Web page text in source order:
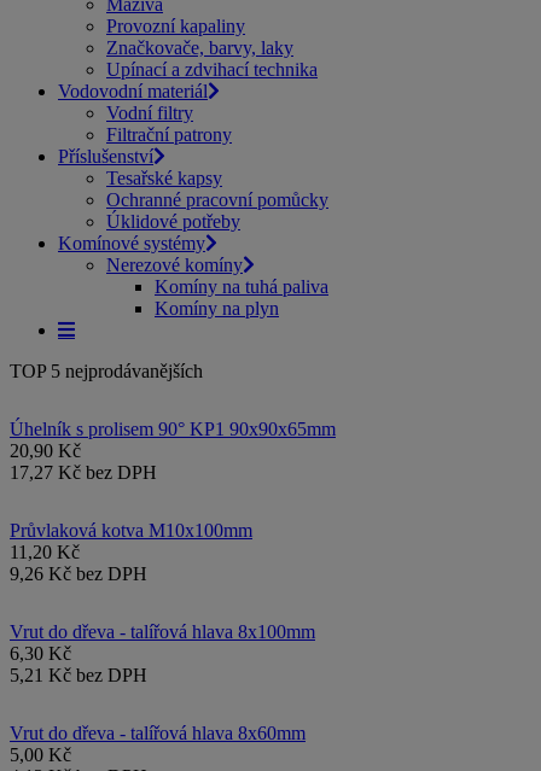
Maziva
Provozní kapaliny
Značkovače, barvy, laky
Upínací a zdvihací technika
Vodovodní materiál
Vodní filtry
Filtrační patrony
Příslušenství
Tesařské kapsy
Ochranné pracovní pomůcky
Úklidové potřeby
Komínové systémy
Nerezové komíny
Komíny na tuhá paliva
Komíny na plyn
TOP 5 nejprodávanějších
Úhelník s prolisem 90° KP1 90x90x65mm
20,90 Kč
17,27 Kč bez DPH
Průvlaková kotva M10x100mm
11,20 Kč
9,26 Kč bez DPH
Vrut do dřeva - talířová hlava 8x100mm
6,30 Kč
5,21 Kč bez DPH
Vrut do dřeva - talířová hlava 8x60mm
5,00 Kč